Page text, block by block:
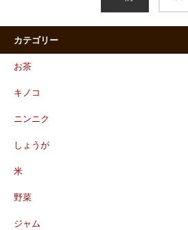
カテゴリー
お茶
キノコ
ニンニク
しょうが
米
野菜
ジャム